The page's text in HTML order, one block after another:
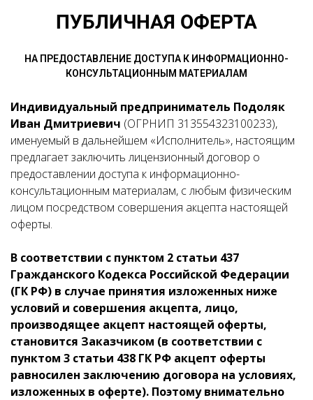
ПУБЛИЧНАЯ ОФЕРТА
НА ПРЕДОСТАВЛЕНИЕ ДОСТУПА К ИНФОРМАЦИОННО-
КОНСУЛЬТАЦИОННЫМ МАТЕРИАЛАМ
Индивидуальный предприниматель Подоляк
Иван Дмитриевич (ОГРНИП 313554323100233),
именуемый в дальнейшем «Исполнитель», настоящим
предлагает заключить лицензионный договор о
предоставлении доступа к информационно-
консультационным материалам, с любым физическим
лицом посредством совершения акцепта настоящей
оферты.
В соответствии с пунктом 2 статьи 437
Гражданского Кодекса Российской Федерации
(ГК РФ) в случае принятия изложенных ниже
условий и совершения акцепта, лицо,
производящее акцепт настоящей оферты,
становится Заказчиком (в соответствии с
пунктом 3 статьи 438 ГК РФ акцепт оферты
равносилен заключению договора на условиях,
изложенных в оферте). Поэтому внимательно